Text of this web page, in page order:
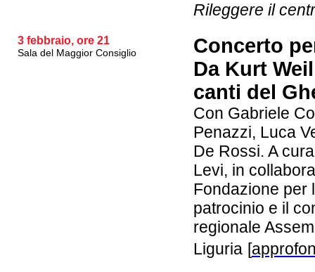
Rileggere il
3 febbraio, ore 21
Sala del Maggior Consiglio
Concerto
Da Kurt
canti del
Con Gabriele
Penazzi, Luca
De Rossi. A
Levi, in
Fondazione per
patrocinio e il
regionale
Liguria [